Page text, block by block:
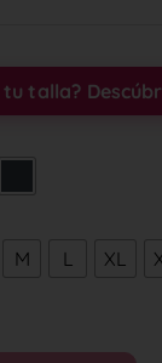
tu talla?
M L XL